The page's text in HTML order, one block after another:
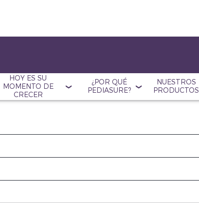
HOY ES SU
MOMENTO DE
CRECER
¿POR QUÉ
PEDIASURE?
NUESTROS
PRODUCTOS